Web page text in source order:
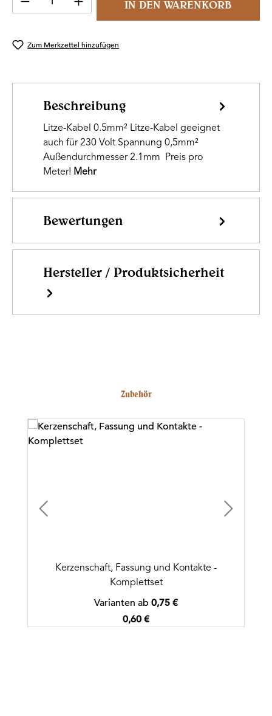
IN DEN WARENKORB
Zum Merkzettel hinzufügen
Beschreibung
Litze-Kabel 0.5mm² Litze-Kabel geeignet
auch für 230 Volt Spannung 0,5mm²
Außendurchmesser 2.1mm Preis pro
Meter! Mehr
Bewertungen
Hersteller / Produktsicherheit
Produktgalerie überspringen
Zubehör
Kerzenschaft, Fassung und Kontakte -
Komplettset
Varianten ab 0,75 €
Regulärer Preis:
0,60 €